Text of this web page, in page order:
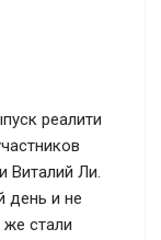
реалити
Виталий Ли.
день и не
стали